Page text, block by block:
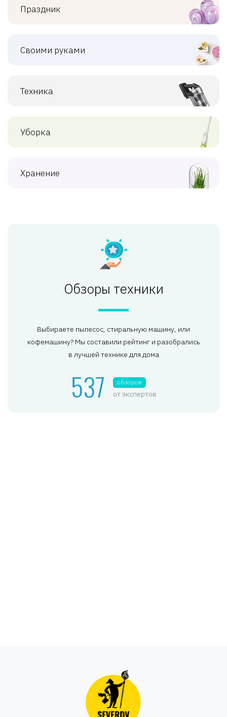
Праздник
Своими руками
Техника
Уборка
Хранение
Обзоры техники
Выбираете пылесос, стиральную машину, или
кофемашину? Мы составили рейтинг и разобрались
в лучшей технике для дома
537 обзоров
от экспертов